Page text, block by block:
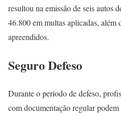
resultou na emissão de seis autos
46.800 em multas aplicadas, além
apreendidos.
Seguro Defeso
Durante o período de defeso,
com documentação regular